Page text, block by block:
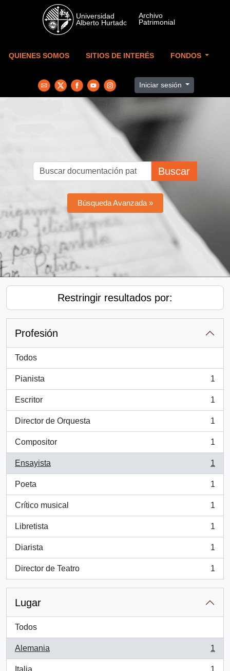
Skip to main content
QUIENES SOMOS SITIOS DE INTERÉS FONDOS
Iniciar sesión
Buscar
Búsqueda Avanzada »
Restringir resultados por:
Profesión
Todos
Pianista
, 1 resultados
1
Escritor
, 1 resultados
1
Director de Orquesta
, 1 resultados
1
Compositor
, 1 resultados
1
Ensayista
, 1 resultados
1
Poeta
, 1 resultados
1
Crítico musical
, 1 resultados
1
Libretista
, 1 resultados
1
Diarista
, 1 resultados
1
Director de Teatro
, 1 resultados
1
Lugar
Todos
Alemania
, 1 resultados
1
Italia 1